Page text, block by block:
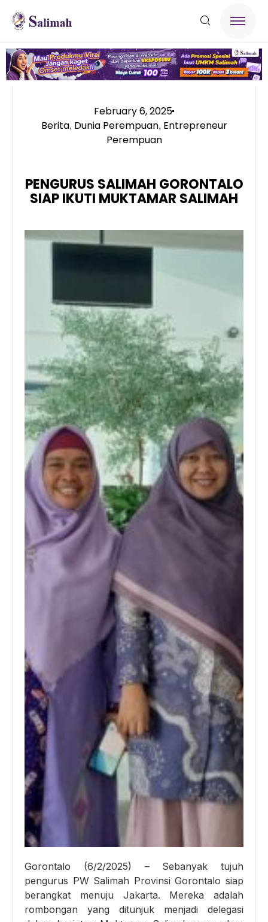
February 6, 2025
Berita, Dunia Perempuan, Entrepreneur
Perempuan
PENGURUS SALIMAH GORONTALO
SIAP IKUTI MUKTAMAR SALIMAH
Gorontalo (6/2/2025) – Sebanyak tujuh
pengurus PW Salimah Provinsi Gorontalo siap
berangkat menuju Jakarta. Mereka adalah
rombongan yang ditunjuk menjadi delegasi